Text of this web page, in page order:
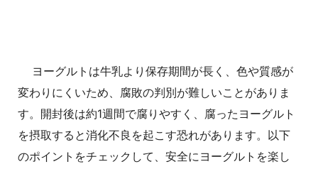
ヨーグルトは牛乳より保存期間が長く、色や質感が
変わりにくいため、腐敗の判別が難しいことがありま
す。開封後は約1週間で腐りやすく、腐ったヨーグルト
を摂取すると消化不良を起こす恐れがあります。以下
のポイントをチェックして、安全にヨーグルトを楽し